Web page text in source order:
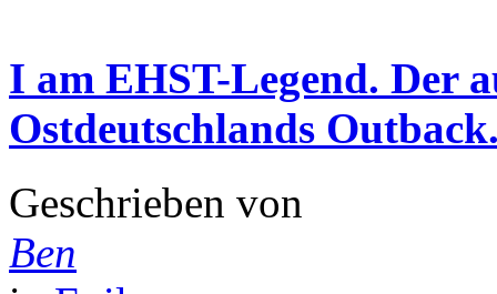
I am EHST-Legend. Der
Ostdeutschlands
Geschrieben von
Ben